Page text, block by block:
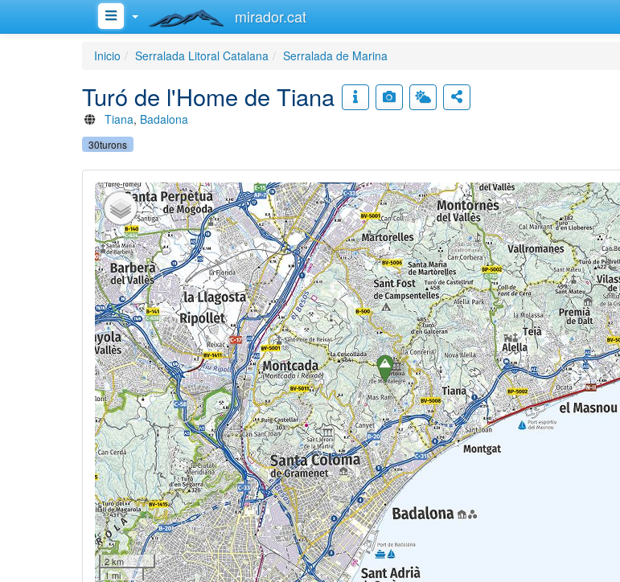
mirador.cat
Inicio Serralada Litoral Catalana Serralada de Marina
Turó de l'Home de Tiana
Tiana, Badalona
30turons
2 km
1 mi